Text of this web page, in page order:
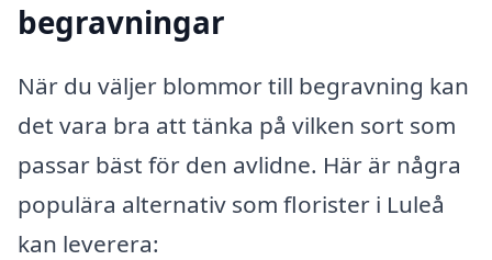
begravningar
När du väljer blommor till begravning kan
det vara bra att tänka på vilken sort som
passar bäst för den avlidne. Här är några
populära alternativ som florister i Luleå
kan leverera: